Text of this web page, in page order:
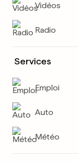
Vidéos
Radio
Services
Emploi
Auto
Météo